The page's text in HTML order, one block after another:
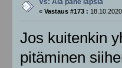
Vs: Älä pane lapsia
« Vastaus #173 :
Jos kuitenkin
pitäminen